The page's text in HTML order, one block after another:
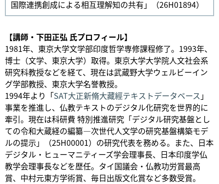
国際連携創成による相互理解知の共有」（26H01894）
【講師・下田正弘 氏プロフィール】
1981年、東京大学文学部印度哲学専修課程修了。1993年、
博士（文学、東京大学）取得。東京大学大学院人文社会系
研究科教授などを経て、現在は武蔵野大学ウェルビーイン
グ学部教授、東京大学名誉教授。
1994年より「SAT大正新脩大藏經テキストデータベース 」
事業を推進し、仏教テキストのデジタル化研究を世界的に
牽引。現在は科研費 特別推進研究「デジタル研究基盤とし
ての令和大蔵経の編纂―次世代人文学の研究基盤構築モデ
ルの提示」（25H00001）の研究代表を務める。また、日本
デジタル・ヒューマニティーズ学会理事長、日本印度学仏
教学会理事長などを歴任。タイ国議会・仏教功労賞最高
賞、中村元東方学術賞、毎日出版文化賞など多数受賞。